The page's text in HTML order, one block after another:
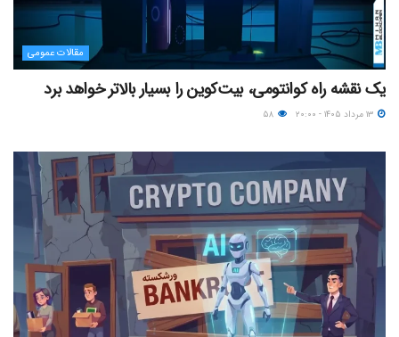
مقالات عمومی
یک نقشه راه کوانتومی، بیت‌کوین را بسیار بالاتر خواهد برد